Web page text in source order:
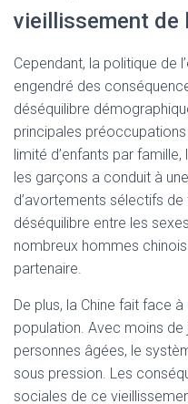
vieillissement de
Cependant, la politique de
engendré des
déséquilibre
principales
limité d’enfants par
les garçons a conduit à
d’avortements sélectifs
déséquilibre entre les
nombreux hommes
partenaire.
De plus, la Chine fait face
population. Avec moins
personnes âgées, le
sous pression. Les
sociales de ce